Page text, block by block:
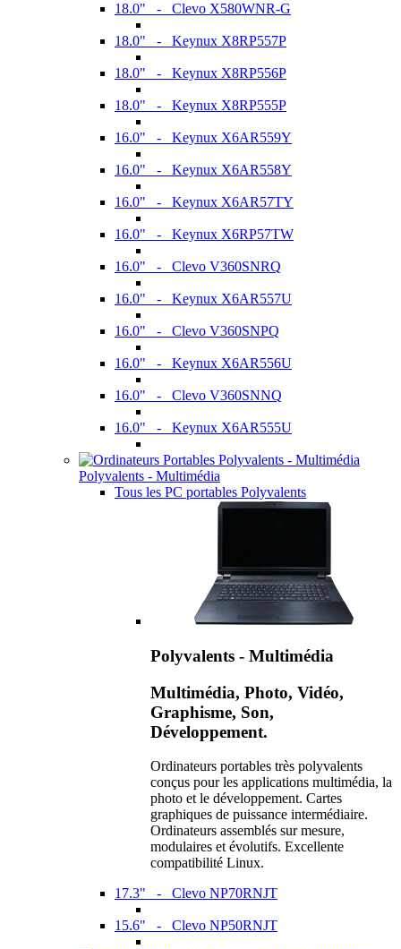
18.0" - Clevo X580WNR-G
18.0" - Keynux X8RP557P
18.0" - Keynux X8RP556P
18.0" - Keynux X8RP555P
16.0" - Keynux X6AR559Y
16.0" - Keynux X6AR558Y
16.0" - Keynux X6AR57TY
16.0" - Keynux X6RP57TW
16.0" - Clevo V360SNRQ
16.0" - Keynux X6AR557U
16.0" - Clevo V360SNPQ
16.0" - Keynux X6AR556U
16.0" - Clevo V360SNNQ
16.0" - Keynux X6AR555U
Polyvalents - Multimédia
Tous les PC portables Polyvalents
Polyvalents - Multimédia
Multimédia, Photo, Vidéo,
Graphisme, Son,
Développement.
Ordinateurs portables très polyvalents
conçus pour les applications multimédia, la
photo et le développement. Cartes
graphiques de puissance intermédiaire.
Ordinateurs assemblés sur mesure,
modulaires et évolutifs. Excellente
compatibilité Linux.
17.3" - Clevo NP70RNJT
15.6" - Clevo NP50RNJT